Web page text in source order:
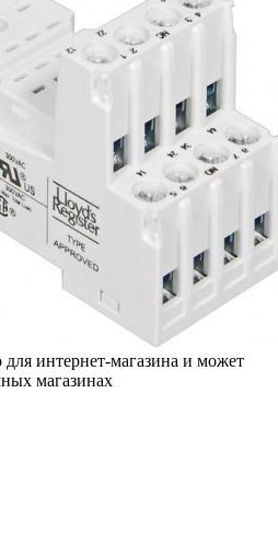
для интернет-магазина и может
магазинах